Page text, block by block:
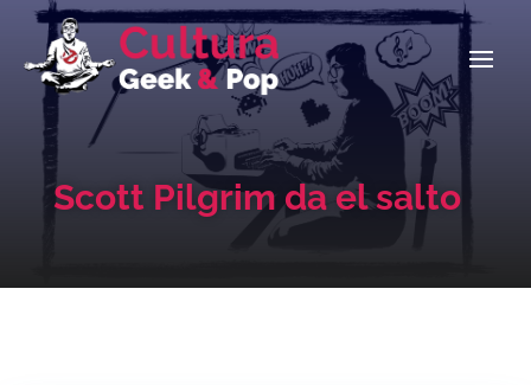
Scott Pilgrim da el salto